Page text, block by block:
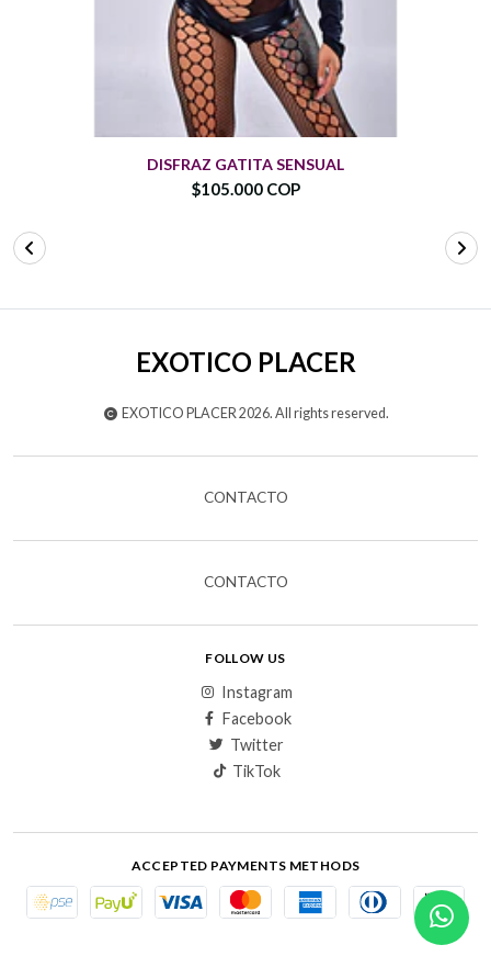
DISFRAZ GATITA SENSUAL
$105.000 COP
EXOTICO PLACER
EXOTICO PLACER 2026. All rights reserved.
CONTACTO
CONTACTO
FOLLOW US
Instagram
Facebook
Twitter
TikTok
ACCEPTED PAYMENTS METHODS